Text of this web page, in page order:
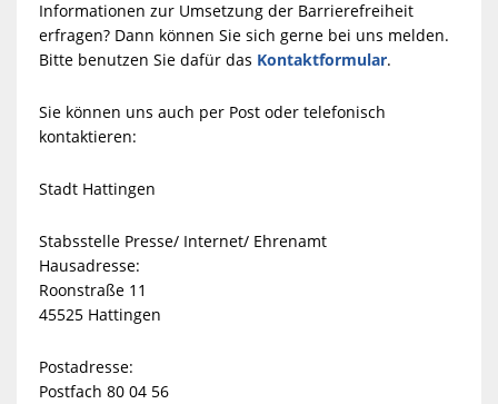
Informationen zur Umsetzung der Barrierefreiheit
erfragen? Dann können Sie sich gerne bei uns melden.
Bitte benutzen Sie dafür das Kontaktformular.
Sie können uns auch per Post oder telefonisch
kontaktieren:
Stadt Hattingen
Stabsstelle Presse/ Internet/ Ehrenamt
Hausadresse:
Roonstraße 11
45525 Hattingen
Postadresse:
Postfach 80 04 56